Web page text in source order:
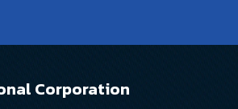
Corporation